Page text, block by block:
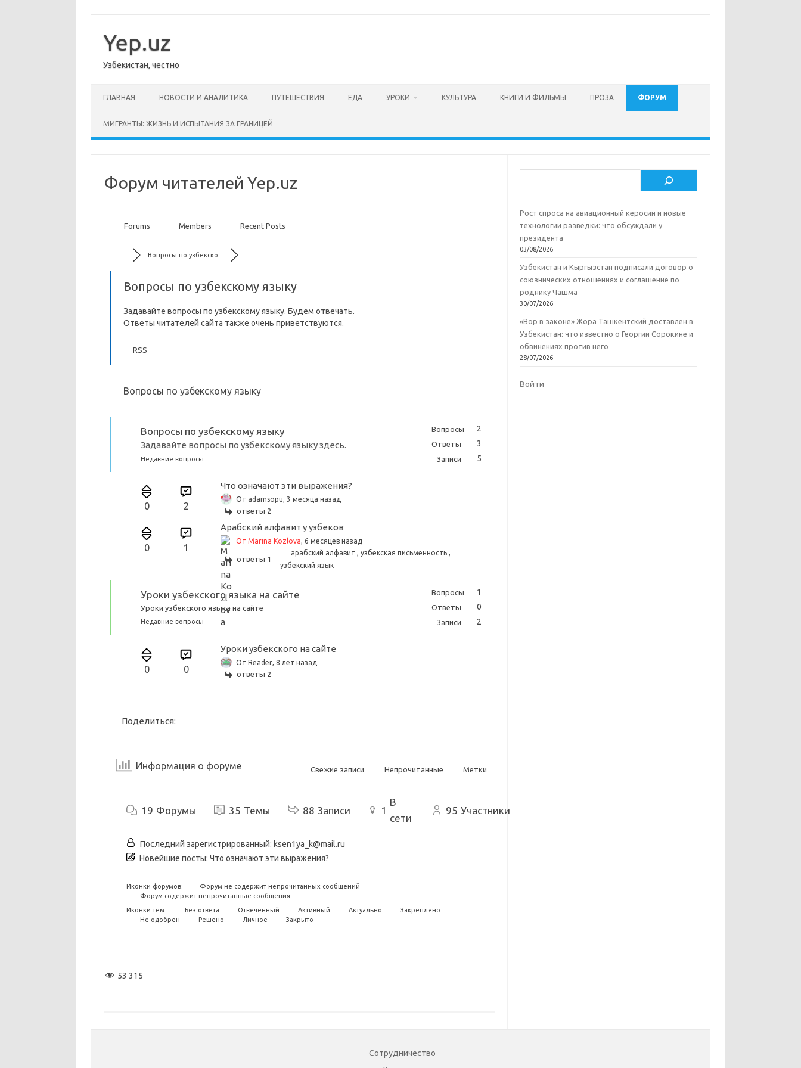
содержимому
Yep.uz
Узбекистан, честно
ГЛАВНАЯ НОВОСТИ И АНАЛИТИКА ПУТЕШЕСТВИЯ ЕДА УРОКИ КУЛЬТУРА КНИГИ И ФИЛЬМЫ ПРОЗА ФОРУМ
МИГРАНТЫ: ЖИЗНЬ И ИСПЫТАНИЯ ЗА ГРАНИЦЕЙ
Форум читателей Yep.uz
Forums Members Recent Posts
Вопросы по узбекско...
Вопросы по узбекскому языку
Задавайте вопросы по узбекскому языку. Будем отвечать.
Ответы читателей сайта также очень приветствуются.
RSS
Вопросы по узбекскому языку
Вопросы по узбекскому языку
Задавайте вопросы по узбекскому языку здесь.
Недавние вопросы
Вопросы 2
Ответы 3
Записи 5
0 2
Что означают эти выражения?
От adamsopu , 3 месяца назад
ответы 2
0 1
Арабский алфавит у узбеков
От Marina Kozlova , 6 месяцев назад
ответы 1
арабский алфавит, узбекская письменность,
узбекский язык
Уроки узбекского языка на сайте
Уроки узбекского языка на сайте
Недавние вопросы
Вопросы 1
Ответы 0
Записи 2
0 0
Уроки узбекского на сайте
От Reader , 8 лет назад
ответы 2
Поделиться:
Информация о форуме Свежие записи Непрочитанные Метки
19 Форумы 35 Темы 88 Записи 1
В
сети
95 Участники
Последний зарегистрированный: ksen1ya_k@mail.ru
Новейшие посты: Что означают эти выражения?
Иконки форумов:
Форум не содержит непрочитанных сообщений
Форум содержит непрочитанные сообщения
Иконки тем :
Без ответа Отвеченный Активный Актуально
Закреплено
Не одобрен
Решено Личное Закрыто
53 315
Рост спроса на авиационный керосин и новые
технологии разведки: что обсуждали у
президента
03/08/2026
Узбекистан и Кыргызстан подписали договор о
союзнических отношениях и соглашение по
роднику Чашма
30/07/2026
«Вор в законе» Жора Ташкентский доставлен в
Узбекистан: что известно о Георгии Сорокине и
обвинениях против него
28/07/2026
Войти
Сотрудничество